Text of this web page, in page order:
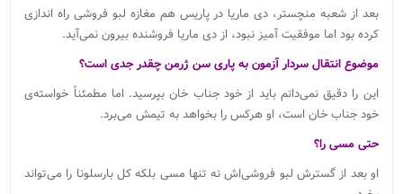
بعد از شعبه منچستر، دی ماریا در پاریس هم مغازه لبو فروشی راه اندازی
کرده بود اما موفقیت آمیز نبود، از دی ماریا فروشنده بیرون نمی‌آید.
موضوع انتقال سردار آزمون به پاری سن ژرمن چقدر جدی است؟
این را دقیق نمی‌دانم باید از خود جناب خان بپرسید. اما مطمئناً خواسته‌ی
خود جناب خان است، او هرکس را بخواهد به تیمش می‌برد.
حتی مسی را؟
او بعد از گسترش لبو فروشی‌اش نه تنها مسی بلکه کل بارسلونا را می‌تواند